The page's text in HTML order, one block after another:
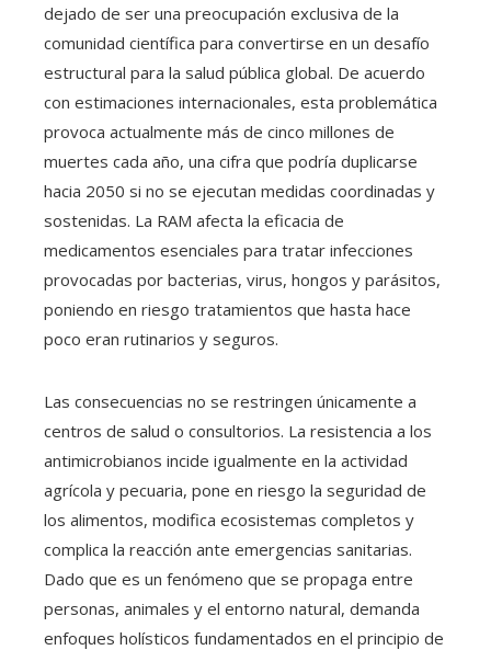
dejado de ser una preocupación exclusiva de la
comunidad científica para convertirse en un desafío
estructural para la salud pública global. De acuerdo
con estimaciones internacionales, esta problemática
provoca actualmente más de cinco millones de
muertes cada año, una cifra que podría duplicarse
hacia 2050 si no se ejecutan medidas coordinadas y
sostenidas. La RAM afecta la eficacia de
medicamentos esenciales para tratar infecciones
provocadas por bacterias, virus, hongos y parásitos,
poniendo en riesgo tratamientos que hasta hace
poco eran rutinarios y seguros.
Las consecuencias no se restringen únicamente a
centros de salud o consultorios. La resistencia a los
antimicrobianos incide igualmente en la actividad
agrícola y pecuaria, pone en riesgo la seguridad de
los alimentos, modifica ecosistemas completos y
complica la reacción ante emergencias sanitarias.
Dado que es un fenómeno que se propaga entre
personas, animales y el entorno natural, demanda
enfoques holísticos fundamentados en el principio de